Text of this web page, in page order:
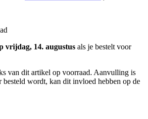
vrijdag, 14. augustus als je bestelt voor
van dit artikel op voorraad. Aanvulling is
besteld wordt, kan dit invloed hebben op de